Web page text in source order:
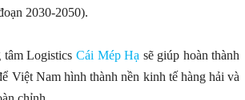
2030-2050).
Logistics Cái Mép Hạ sẽ giúp hoàn thành
Việt Nam hình thành nền kinh tế hàng hải và